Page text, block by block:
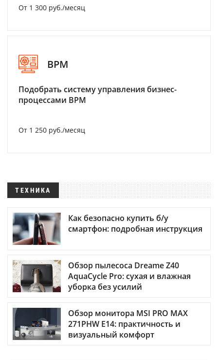
От 1 300 руб./месяц
BPM
Подобрать систему управления бизнес-
процессами BPM
От 1 250 руб./месяц
ТЕХНИКА
Как безопасно купить б/у
смартфон: подробная инструкция
Обзор пылесоса Dreame Z40
AquaCycle Pro: сухая и влажная
уборка без усилий
Обзор монитора MSI PRO MAX
271PHW E14: практичность и
визуальный комфорт